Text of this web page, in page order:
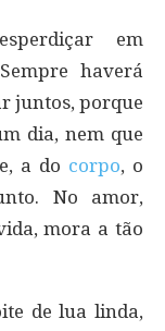
em
haverá
juntos, porque
dia, nem que
a do corpo, o
No amor,
mora a tão
de lua linda,